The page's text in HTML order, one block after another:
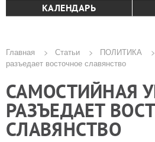
КАЛЕНДАРЬ
Строка
навигации
Главная Статьи ПОЛИТИКА
разъедает восточное славянство
САМОСТИЙНАЯ
РАЗЪЕДАЕТ
СЛАВЯНСТВО